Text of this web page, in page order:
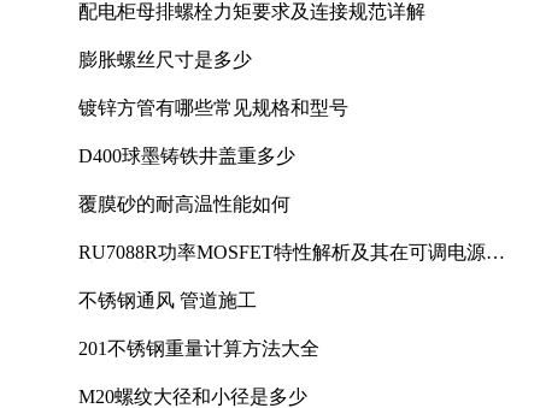
配电柜母排螺栓力矩要求及连接规范详解
膨胀螺丝尺寸是多少
镀锌方管有哪些常见规格和型号
D400球墨铸铁井盖重多少
覆膜砂的耐高温性能如何
RU7088R功率MOSFET特性解析及其在可调电源设
不锈钢通风 管道施工
201不锈钢重量计算方法大全
M20螺纹大径和小径是多少